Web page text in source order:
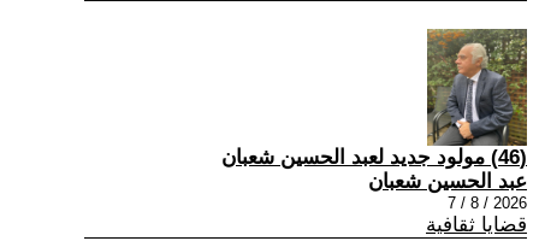
(46) مولود جديد لعبد الحسين شعبان
عبد الحسين شعبان
2026 / 8 / 7
قضايا ثقافية